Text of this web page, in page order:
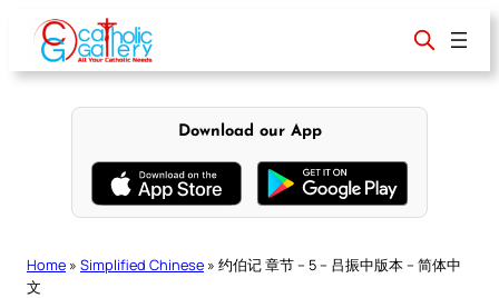
content
Download our App
Home » Simplified Chinese » 约伯记 章节 – 5 – 吕振中版本 – 简体中
文